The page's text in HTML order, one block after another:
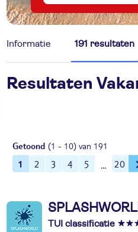
Informatie 191 resultaten
Resultaten
Getoond (1 - 10) van 191
1 2 3 4 5 20
TUI classificatie